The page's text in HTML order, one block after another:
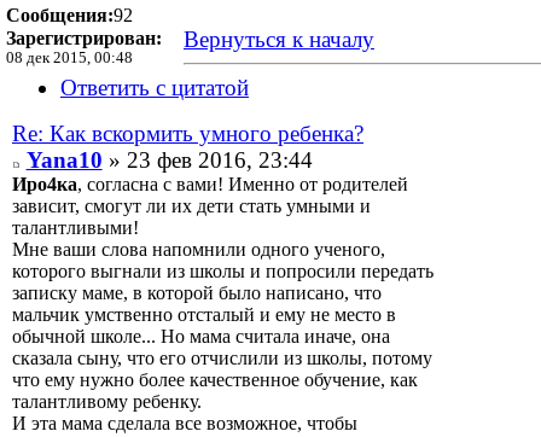
Сообщения:92
Зарегистрирован:
08 дек 2015, 00:48
Вернуться к началу
Ответить с цитатой
Re: Как вскормить умного ребенка?
Yana10 » 23 фев 2016, 23:44
Иро4ка, согласна с вами! Именно от родителей
зависит, смогут ли их дети стать умными и
талантливыми!
Мне ваши слова напомнили одного ученого,
которого выгнали из школы и попросили передать
записку маме, в которой было написано, что
мальчик умственно отсталый и ему не место в
обычной школе... Но мама считала иначе, она
сказала сыну, что его отчислили из школы, потому
что ему нужно более качественное обучение, как
талантливому ребенку.
И эта мама сделала все возможное, чтобы